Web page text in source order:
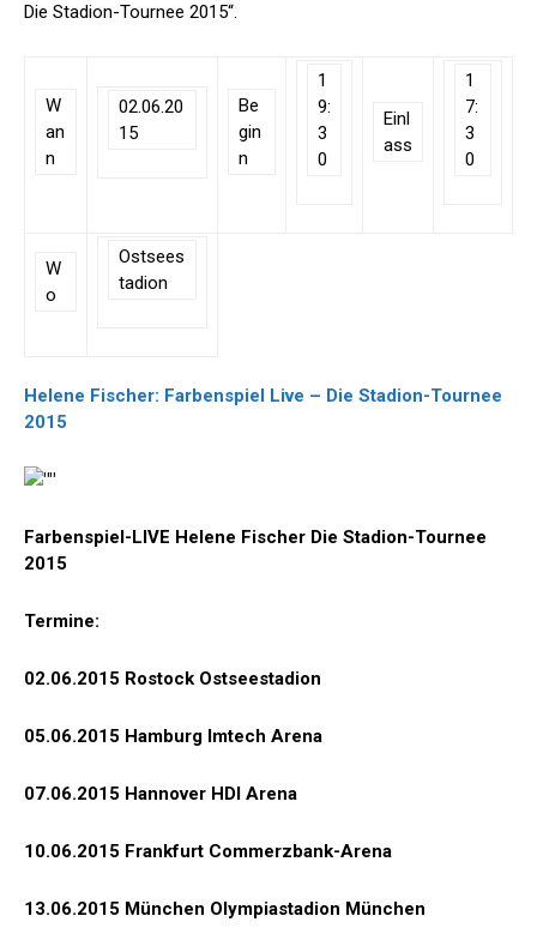
Die Stadion-Tournee 2015“.
W
an
n
02.06.20
15
Be
gin
n
1
9:
3
0
Einl
ass
1
7:
3
0
W
o
Ostsees
tadion
Helene Fischer: Farbenspiel Live – Die Stadion-Tournee
2015
Farbenspiel-LIVE Helene Fischer Die Stadion-Tournee
2015
Termine:
02.06.2015 Rostock Ostseestadion
05.06.2015 Hamburg Imtech Arena
07.06.2015 Hannover HDI Arena
10.06.2015 Frankfurt Commerzbank-Arena
13.06.2015 München Olympiastadion München